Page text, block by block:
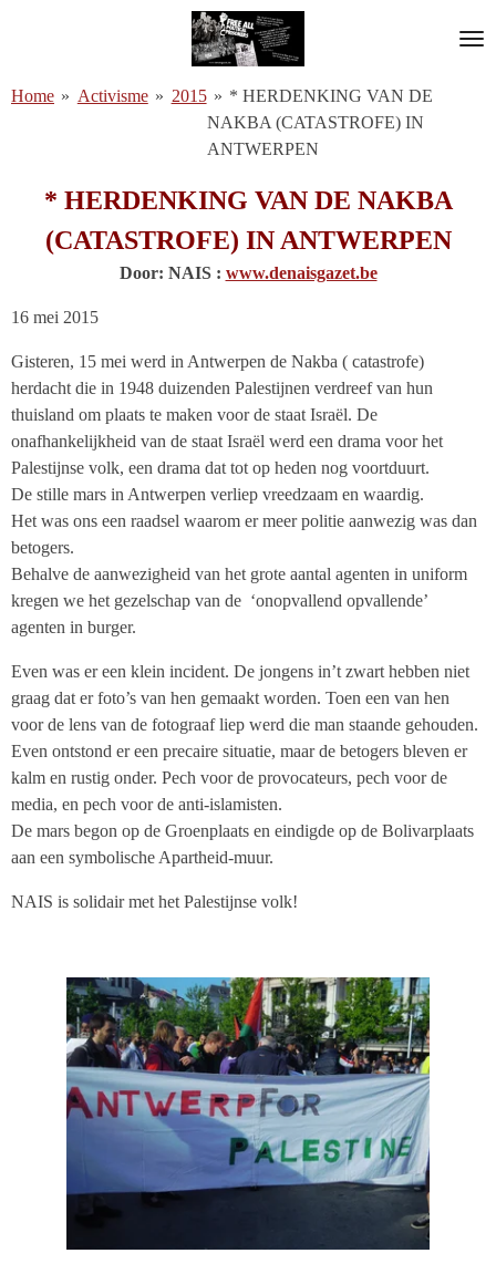
de
Home » Activisme » 2015 » * HERDENKING VAN DE
NAKBA (CATASTROFE) IN
ANTWERPEN
* HERDENKING VAN DE NAKBA
(CATASTROFE) IN ANTWERPEN
Door: NAIS : www.denaisgazet.be
16 mei 2015
Gisteren, 15 mei werd in Antwerpen de Nakba ( catastrofe)
herdacht die in 1948 duizenden Palestijnen verdreef van hun
thuisland om plaats te maken voor de staat Israël. De
onafhankelijkheid van de staat Israël werd een drama voor het
Palestijnse volk, een drama dat tot op heden nog voortduurt.
De stille mars in Antwerpen verliep vreedzaam en waardig.
Het was ons een raadsel waarom er meer politie aanwezig was dan
betogers.
Behalve de aanwezigheid van het grote aantal agenten in uniform
kregen we het gezelschap van de ‘onopvallend opvallende’
agenten in burger.
Even was er een klein incident. De jongens in’t zwart hebben niet
graag dat er foto’s van hen gemaakt worden. Toen een van hen
voor de lens van de fotograaf liep werd die man staande gehouden.
Even ontstond er een precaire situatie, maar de betogers bleven er
kalm en rustig onder. Pech voor de provocateurs, pech voor de
media, en pech voor de anti-islamisten.
De mars begon op de Groenplaats en eindigde op de Bolivarplaats
aan een symbolische Apartheid-muur.
NAIS is solidair met het Palestijnse volk!